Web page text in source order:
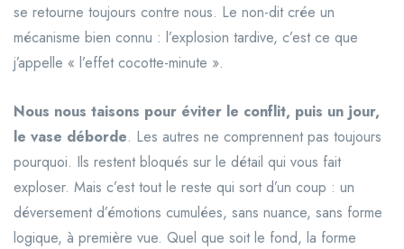
se retourne toujours contre nous. Le non-dit crée un
mécanisme bien connu : l’explosion tardive, c’est ce que
j’appelle « l’effet cocotte-minute ».
Nous nous taisons pour éviter le conflit, puis un jour,
le vase déborde. Les autres ne comprennent pas toujours
pourquoi. Ils restent bloqués sur le détail qui vous fait
exploser. Mais c’est tout le reste qui sort d’un coup : un
déversement d’émotions cumulées, sans nuance, sans forme
logique, à première vue. Quel que soit le fond, la forme